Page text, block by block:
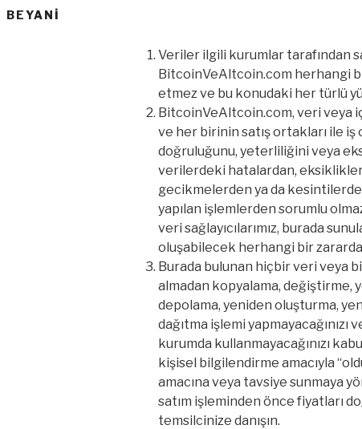
BEYANI
Veriler ilgili kurumlar tarafından
BitcoinVeAltcoin.com herhangi
etmez ve bu konudaki her türlü
BitcoinVeAltcoin.com, veri veya
ve her birinin satış ortakları ile
doğruluğunu, yeterliliğini veya
verilerdeki hatalardan,
gecikmelerden ya da
yapılan işlemlerden sorumlu
veri sağlayıcılarımız, burada
oluşabilecek herhangi bir
Burada bulunan hiçbir veri veya
almadan kopyalama, değiştirme,
depolama, yeniden oluşturma,
dağıtma işlemi
kurumda kullanmayacağınızı
kişisel bilgilendirme amacıyla
amacına veya tavsiye sunmaya
satım işleminden önce fiyatları
temsilcinize danışın.